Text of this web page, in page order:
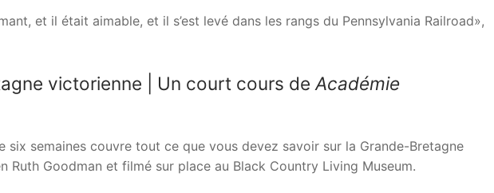
et il était aimable, et il s’est levé dans les rangs du Pennsylvania Railroad»,
victorienne | Un court cours de Académie
six semaines couvre tout ce que vous devez savoir sur la Grande-Bretagne
Ruth Goodman et filmé sur place au Black Country Living Museum.